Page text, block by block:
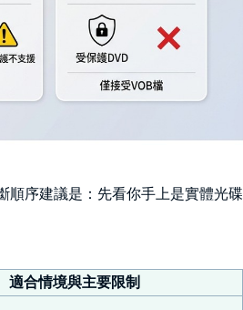
順序建議是：先看你手上是實體光碟
適合情境與主要限制